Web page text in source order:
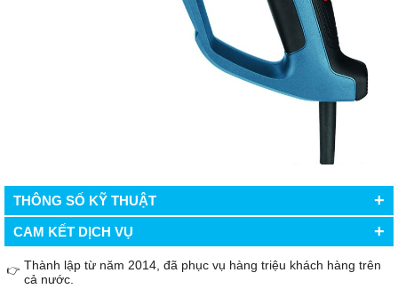
THÔNG SỐ KỸ THUẬT +
CAM KẾT DỊCH VỤ +
👉 Thành lập từ năm 2014, đã phục vụ hàng triệu khách hàng trên
cả nước.